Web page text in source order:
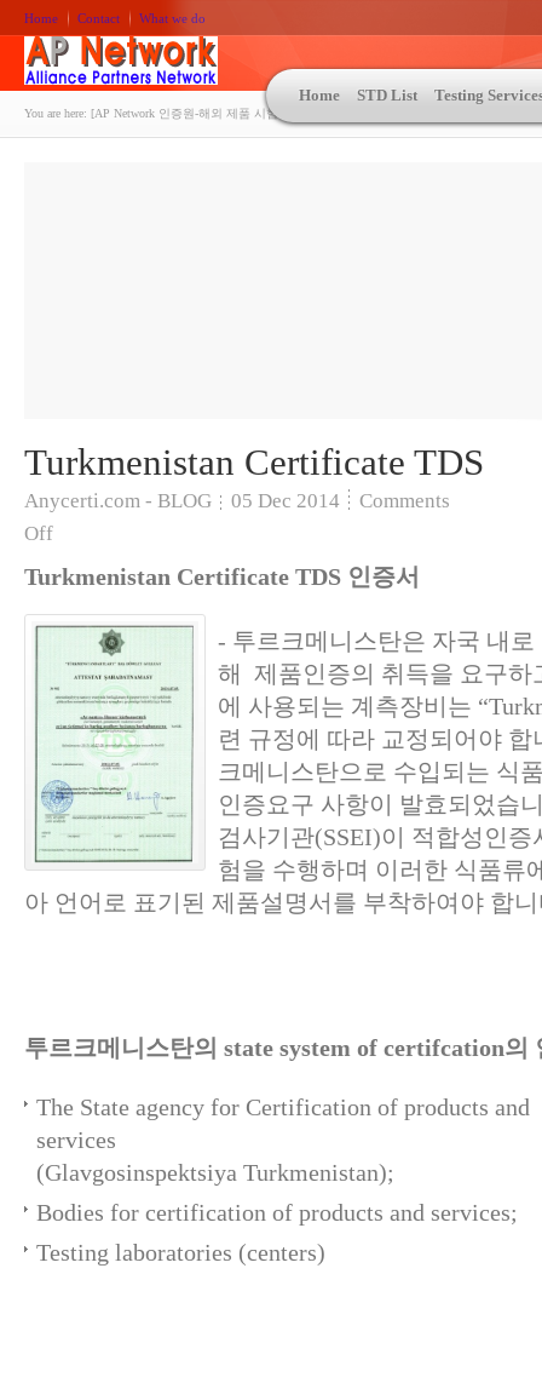
Home Contact What we do
Home STD List Testing
You are here: [AP Network 인증원-해외 제품 시험인증 상담 | ASTM | MIL-STD-810 | 자동차 OEM
Turkmenistan Certificate TDS
Anycerti.com - BLOG 05 Dec 2014
Comments
Off
Turkmenistan Certificate TDS 인증서
- 투르크메니스탄은 자국 내
해 제품인증의 취득을 요구하
에 사용되는 계측장비는
련 규정에 따라 교정되어야 합
크메니스탄으로 수입되는 식
인증요구 사항이 발효되었습
검사기관(SSEI)이 적합성인
험을 수행하며 이러한 식품류
아 언어로 표기된 제품설명서를 부착하여야 합
투르크메니스탄의 state system of certifcation의
The State agency for Certification of products and
services
(Glavgosinspektsiya Turkmenistan);
Bodies for certification of products and services;
Testing laboratories (centers)